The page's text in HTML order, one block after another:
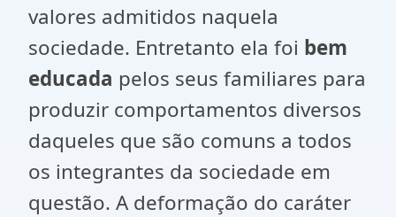
valores admitidos naquela
sociedade. Entretanto ela foi bem
educada pelos seus familiares para
produzir comportamentos diversos
daqueles que são comuns a todos
os integrantes da sociedade em
questão. A deformação do caráter